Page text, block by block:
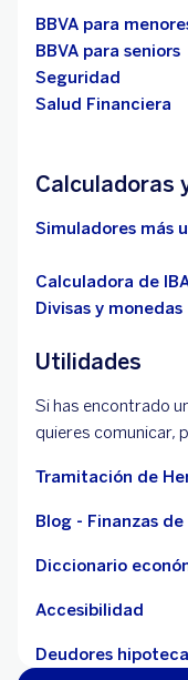
BBVA para
BBVA para seniors
Seguridad
Salud Financiera
Calculadoras
Simuladores más
Calculadora de
Divisas y monedas
Utilidades
Si has encontrado
quieres comunicar,
Tramitación de
Blog - Finanzas
Diccionario
Accesibilidad
Deudores